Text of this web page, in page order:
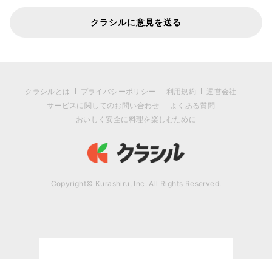
クラシルに意見を送る
クラシルとは プライバシーポリシー 利用規約
運営会社
サービスに関してのお問い合わせ
よくある質問
おいしく安全に料理を楽しむために
Copyright© Kurashiru, Inc. All Rights Reserved.